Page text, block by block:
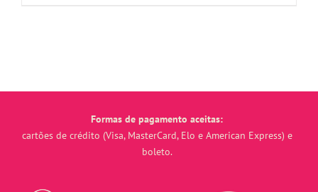
Formas de pagamento aceitas:
cartões de crédito (Visa, MasterCard, Elo e American Express) e
boleto.